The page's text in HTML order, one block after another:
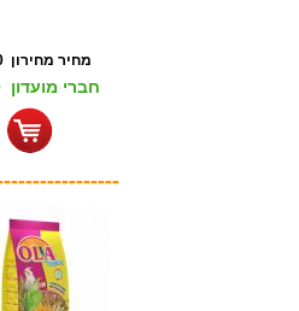
מחיר מחירון 33.00
חברי מועדון 29.00